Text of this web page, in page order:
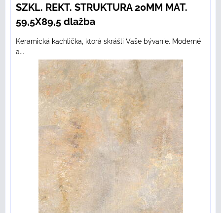
SZKL. REKT. STRUKTURA 20MM MAT.
59,5X89,5 dlažba
Keramická kachlička, ktorá skrášli Vaše bývanie. Moderné
a...